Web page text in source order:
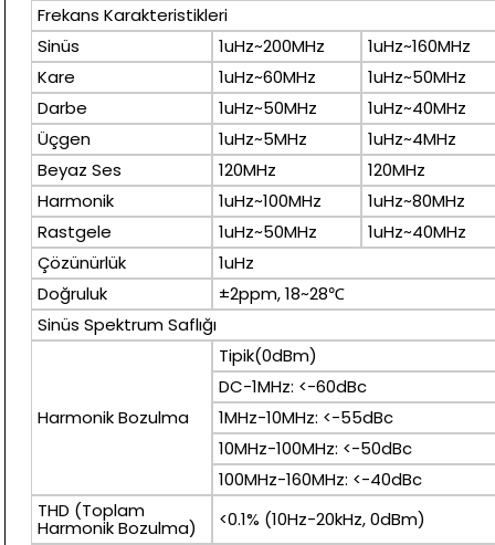
Frekans Karakteristikleri
Sinüs
1uHz~200MHz
1uHz~160MHz
Kare
1uHz~60MHz
1uHz~50MHz
Darbe
1uHz~50MHz
1uHz~40MHz
Üçgen
1uHz~5MHz
1uHz~4MHz
Beyaz Ses
120MHz
120MHz
Harmonik
1uHz~100MHz
1uHz~80MHz
Rastgele
1uHz~50MHz
1uHz~40MHz
Çözünürlük
1uHz
Doğruluk
±2ppm, 18~28℃
Sinüs Spektrum Saflığı
Harmonik Bozulma
Tipik(0dBm)
DC-1MHz: <-60dBc
1MHz-10MHz: <-55dBc
10MHz-100MHz: <-50dBc
100MHz-160MHz: <-40dBc
THD (Toplam
Harmonik Bozulma) <0.1% (10Hz-20kHz, 0dBm)